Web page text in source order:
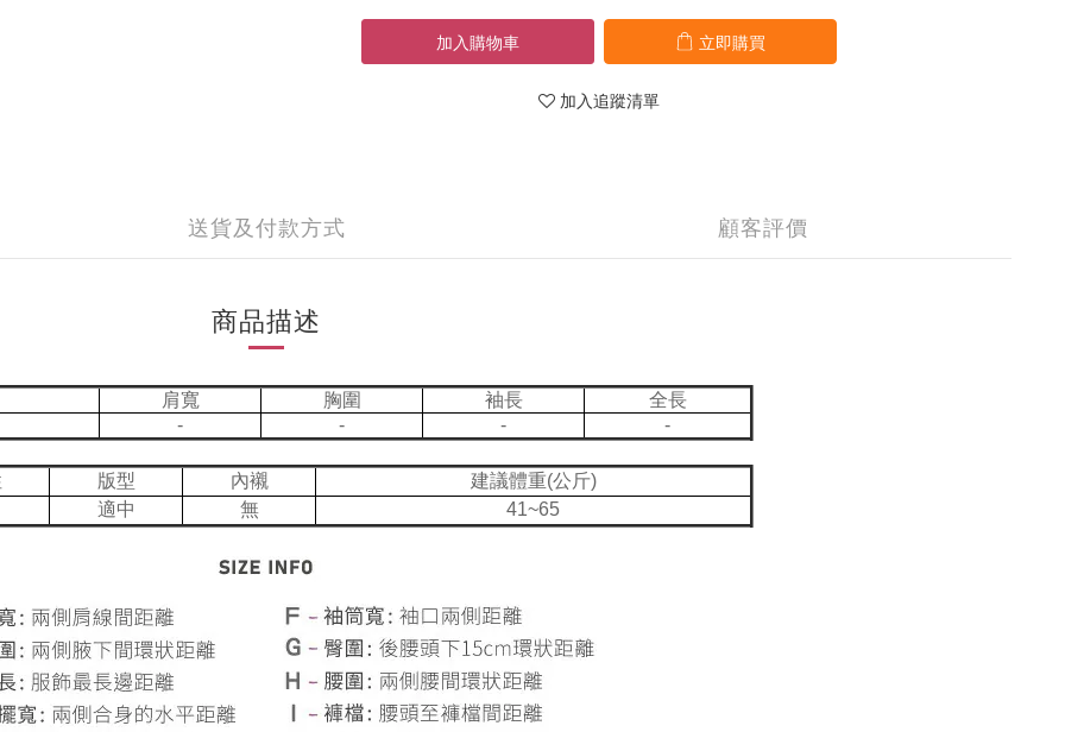
加入購物車 立即購買
加入追蹤清單
送貨及付款方式 顧客評價
商品描述
肩寬 胸圍 袖長
全長
-
- - -
版型 內襯
建議體重(公斤)
適中
無 41~65